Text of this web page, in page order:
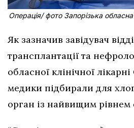
Операція/ фото Запорізька
Як зазначив завідувач
трансплантації та
обласної клінічної
медики підбирали для
орган із найвищим рівнем